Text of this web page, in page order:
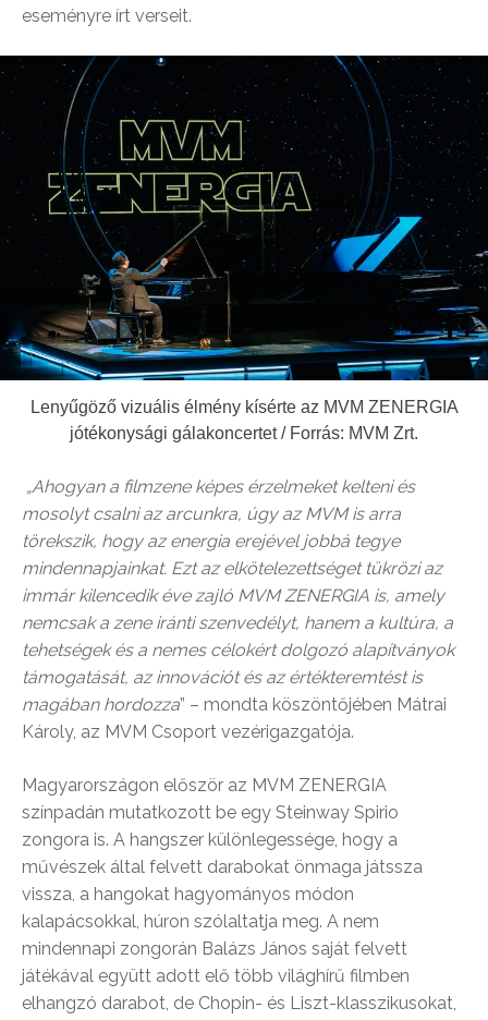
eseményre írt verseit.
Lenyűgöző vizuális élmény kísérte az MVM ZENERGIA
jótékonysági gálakoncertet / Forrás: MVM Zrt.
„Ahogyan a filmzene képes érzelmeket kelteni és
mosolyt csalni az arcunkra, úgy az MVM is arra
törekszik, hogy az energia erejével jobbá tegye
mindennapjainkat. Ezt az elkötelezettséget tükrözi az
immár kilencedik éve zajló MVM ZENERGIA is, amely
nemcsak a zene iránti szenvedélyt, hanem a kultúra, a
tehetségek és a nemes célokért dolgozó alapítványok
támogatását, az innovációt és az értékteremtést is
magában hordozza” – mondta köszöntőjében Mátrai
Károly, az MVM Csoport vezérigazgatója.
Magyarországon először az MVM ZENERGIA
színpadán mutatkozott be egy Steinway Spirio
zongora is. A hangszer különlegessége, hogy a
művészek által felvett darabokat önmaga játssza
vissza, a hangokat hagyományos módon
kalapácsokkal, húron szólaltatja meg. A nem
mindennapi zongorán Balázs János saját felvett
játékával együtt adott elő több világhírű filmben
elhangzó darabot, de Chopin- és Liszt-klasszikusokat,